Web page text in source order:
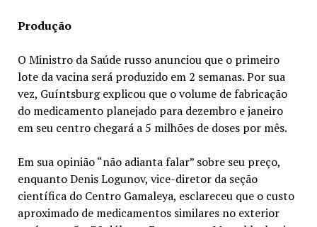
Produção
O Ministro da Saúde russo anunciou que o primeiro
lote da vacina será produzido em 2 semanas. Por sua
vez, Guíntsburg explicou que o volume de fabricação
do medicamento planejado para dezembro e janeiro
em seu centro chegará a 5 milhões de doses por mês.
Em sua opinião “não adianta falar” sobre seu preço,
enquanto Denis Logunov, vice-diretor da seção
científica do Centro Gamaleya, esclareceu que o custo
aproximado de medicamentos similares no exterior